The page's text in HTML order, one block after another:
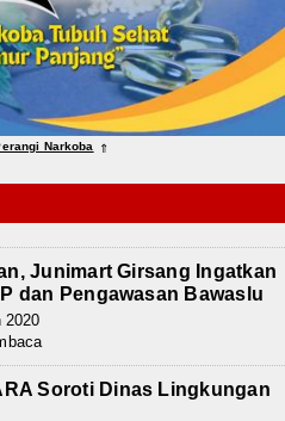
Narkoba ⇑
Junimart Girsang Ingatkan
dan Pengawasan Bawaslu
2020
Soroti Dinas Lingkungan